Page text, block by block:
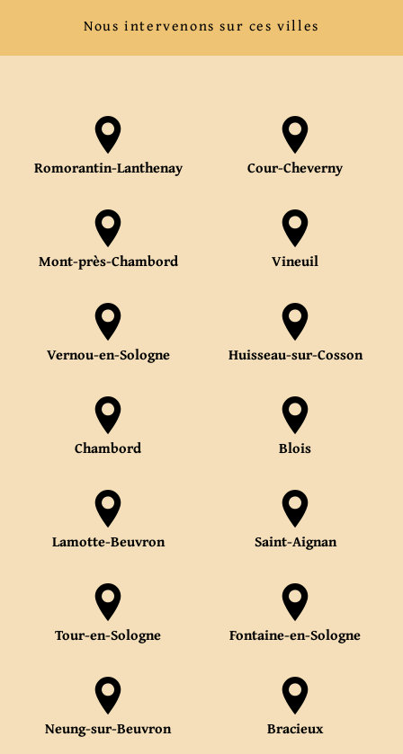
Nous intervenons sur ces villes
Romorantin-Lanthenay Cour-Cheverny
Mont-près-Chambord Vineuil
Vernou-en-Sologne Huisseau-sur-Cosson
Chambord Blois
Lamotte-Beuvron Saint-Aignan
Tour-en-Sologne Fontaine-en-Sologne
Neung-sur-Beuvron Bracieux